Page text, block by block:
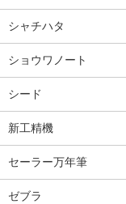
シャチハタ
ショウワノート
シード
新工精機
セーラー万年筆
ゼブラ